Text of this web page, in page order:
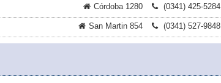
Córdoba 1280 (0341) 425-5284
San Martin 854 (0341) 527-9848